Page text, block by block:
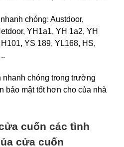
chóng: Austdoor,
YH1a1, YH 1a2, YH
YS 189, YL168, HS,
chóng trong trường
bảo mật tốt hơn cho của nhà
cuốn các tình
cửa cuốn